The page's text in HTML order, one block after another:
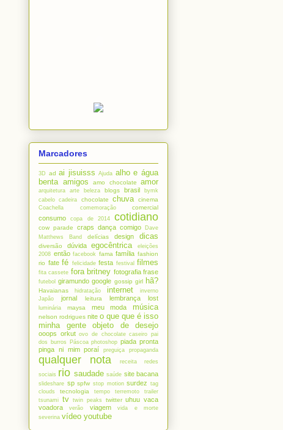
Marcadores
3D ad ai jisuisss Ajuda alho e água
benta amigos amo chocolate amor
arquitetura arte beleza blogs brasil
bymk
cabelo
cadeira chocolate chuva cinema
Coachella comemoração comercial
consumo copa de 2014 cotidiano
cow parade craps dança comigo
Dave
Matthews Band
delícias design dicas
diversão dúvida egocêntrica
eleições
2008 então facebook fama família fashion
rio fate fé felicidade festa festival filmes
fita cassete fora britney fotografia frase
futebol giramundo google gossip girl hã?
Havaianas hidratação internet
inverno
Japão
jornal leitura lembrança lost
luminária maysa meu moda música
nelson rodrigues nite o que que é isso
minha gente
objeto de desejo
ooops orkut ovo de chocolate caseiro
pai
dos burros
Páscoa photoshop piada pronta
pinga ni mim poraí preguiça propaganda
qualquer nota receita redes
sociais rio saudade saúde site bacana
slideshare sp spfw stop motion surdez
tag
clouds
tecnologia tempo terremoto
trailer
tsunami tv twin peaks twitter uhuu vaca
voadora
verão viagem
vida e morte
severina vídeo youtube